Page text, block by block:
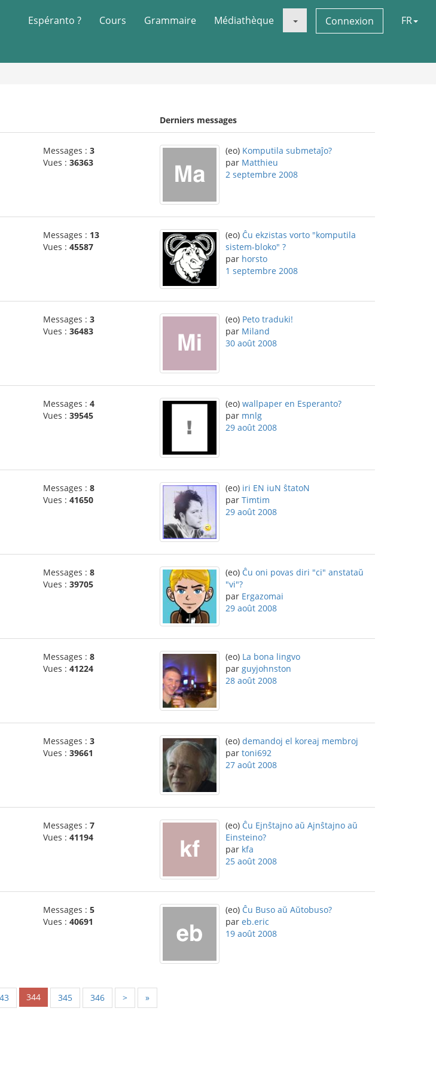
Espéranto ? Cours Grammaire Médiathèque Connexion FR
Derniers messages
Messages : 3
Vues : 36363
(eo) Komputila submetaĵo?
par Matthieu
2 septembre 2008
Messages : 13
Vues : 45587
(eo) Ĉu ekzistas vorto "komputila
sistem-bloko" ?
par horsto
1 septembre 2008
Messages : 3
Vues : 36483
(eo) Peto traduki!
par Miland
30 août 2008
Messages : 4
Vues : 39545
(eo) wallpaper en Esperanto?
par mnlg
29 août 2008
Messages : 8
Vues : 41650
(eo) iri EN iuN ŝtatoN
par Timtim
29 août 2008
Messages : 8
Vues : 39705
(eo) Ĉu oni povas diri "ci" anstataŭ
"vi"?
par Ergazomai
29 août 2008
Messages : 8
Vues : 41224
(eo) La bona lingvo
par guyjohnston
28 août 2008
Messages : 3
Vues : 39661
(eo) demandoj el koreaj membroj
par toni692
27 août 2008
Messages : 7
Vues : 41194
(eo) Ĉu Ejnŝtajno aŭ Ajnŝtajno aŭ
Einsteino?
par kfa
25 août 2008
Messages : 5
Vues : 40691
(eo) Ĉu Buso aŭ Aŭtobuso?
par eb.eric
19 août 2008
344 345 346 > »